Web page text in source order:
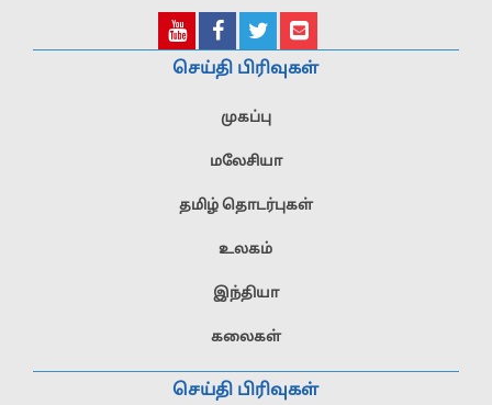
செய்தி பிரிவுகள்
முகப்பு
மலேசியா
தமிழ் தொடர்புகள்
உலகம்
இந்தியா
கலைகள்
செய்தி பிரிவுகள்